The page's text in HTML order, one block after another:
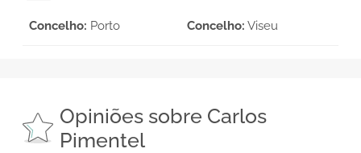
Concelho: Porto Concelho: Viseu
Opiniões sobre Carlos
Pimentel